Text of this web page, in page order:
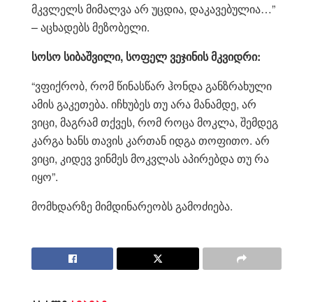
მკვლელს მი­მალ­ვა არ უც­დია, და­კა­ვე­ბუ­ლია…”
– აცხა­დებს მე­ზო­ბე­ლი.
სოსო სი­ბაშ­ვი­ლი, სო­ფელ ვე­ჯი­ნის მკვიდ­რი:
“ვფიქ­რობ, რომ წი­ნას­წარ ჰონ­და გან­ზრა­ხუ­ლი
ამის გა­კე­თე­ბა. იჩხუ­ბეს თუ არა მა­ნამ­დე, არ
ვიცი, მაგ­რამ თქვეს, რომ როცა მოკ­ლა, შემ­დეგ
კარ­გა ხანს თა­ვის კარ­თან იდგა თო­ფი­თო. არ
ვიცი, კი­დევ ვინ­მეს მოკ­ვლას აპი­რებ­და თუ რა
იყო”.
მომ­ხდარ­ზე მიმ­დი­ნა­რე­ობს გა­მო­ძი­ე­ბა.